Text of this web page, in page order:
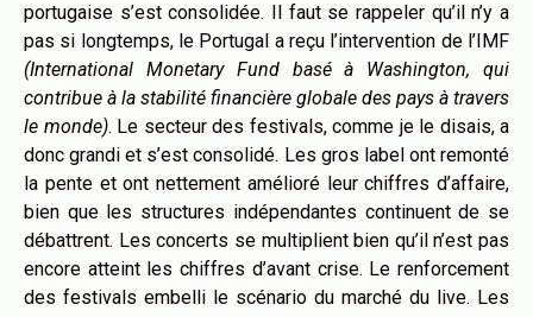
portugaise s’est consolidée. Il faut se rappeler qu’il n’y a
pas si longtemps, le Portugal a reçu l’intervention de l’IMF
(International Monetary Fund basé à Washington, qui
contribue à la stabilité financière globale des pays à travers
le monde). Le secteur des festivals, comme je le disais, a
donc grandi et s’est consolidé. Les gros label ont remonté
la pente et ont nettement amélioré leur chiffres d’affaire,
bien que les structures indépendantes continuent de se
débattrent. Les concerts se multiplient bien qu’il n’est pas
encore atteint les chiffres d’avant crise. Le renforcement
des festivals embelli le scénario du marché du live. Les